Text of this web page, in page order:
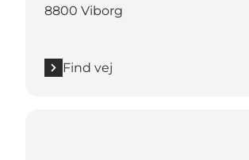
8800 Viborg
Find vej